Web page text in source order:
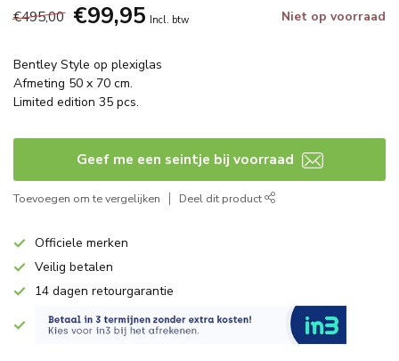
€495,00 €99,95 Incl. btw Niet op voorraad
Bentley Style op plexiglas
Afmeting 50 x 70 cm.
Limited edition 35 pcs.
Geef me een seintje bij voorraad
Toevoegen om te vergelijken Deel dit product
Officiele merken
Veilig betalen
14 dagen retourgarantie